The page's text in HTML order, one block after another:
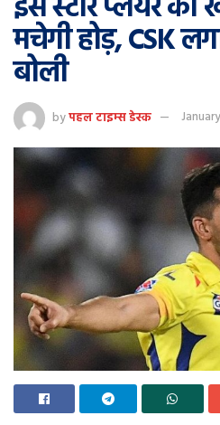
मचेगी होड़, CSK
बोली
byपहल टाइम्स डेस्क